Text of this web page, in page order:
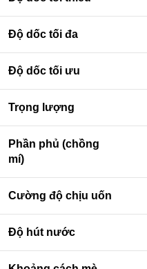
Độ dốc tối đa
Độ dốc tối ưu
Trọng lượng
Phần phủ (chồng
mí)
Cường độ chịu uốn
Độ hút nước